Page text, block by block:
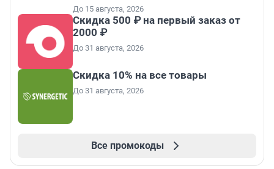
До 15 августа, 2026
Скидка 500 ₽ на первый заказ от
2000 ₽
До 31 августа, 2026
Скидка 10% на все товары
До 31 августа, 2026
Все промокоды